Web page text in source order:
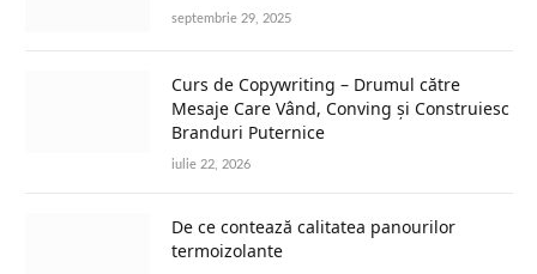
septembrie 29, 2025
Curs de Copywriting – Drumul către
Mesaje Care Vând, Conving și Construiesc
Branduri Puternice
iulie 22, 2026
De ce contează calitatea panourilor
termoizolante